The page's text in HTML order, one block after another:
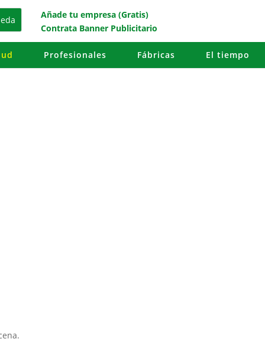
Añade tu empresa (Gratis)
Contrata Banner Publicitario
Profesionales Fábricas El tiempo